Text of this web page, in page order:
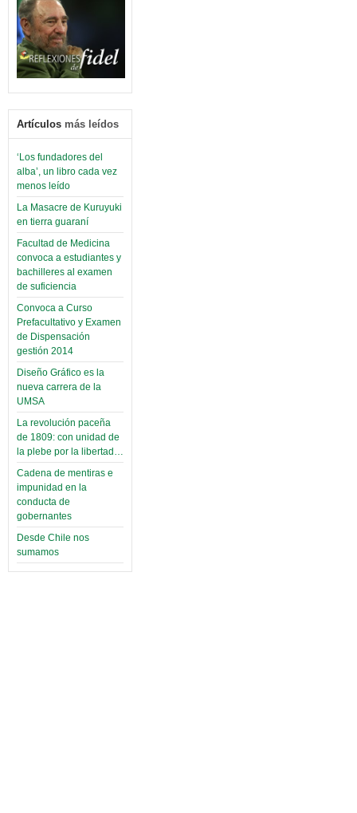
Artículos más leídos
‘Los fundadores del
alba’, un libro cada vez
menos leído
La Masacre de Kuruyuki
en tierra guaraní
Facultad de Medicina
convoca a estudiantes y
bachilleres al examen
de suficiencia
Convoca a Curso
Prefacultativo y Examen
de Dispensación
gestión 2014
Diseño Gráfico es la
nueva carrera de la
UMSA
La revolución paceña
de 1809: con unidad de
la plebe por la libertad…
Cadena de mentiras e
impunidad en la
conducta de
gobernantes
Desde Chile nos
sumamos